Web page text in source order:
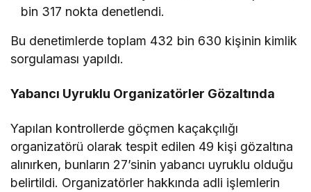
bin 317 nokta denetlendi.
Bu denetimlerde toplam 432 bin 630 kişinin kimlik
sorgulaması yapıldı.
Yabancı Uyruklu Organizatörler Gözaltında
Yapılan kontrollerde göçmen kaçakçılığı
organizatörü olarak tespit edilen 49 kişi gözaltına
alınırken, bunların 27’sinin yabancı uyruklu olduğu
belirtildi. Organizatörler hakkında adli işlemlerin